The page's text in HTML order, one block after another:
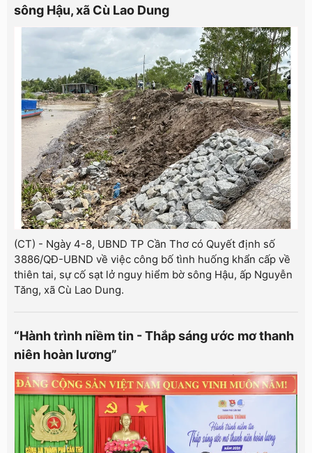
sông Hậu, xã Cù Lao Dung
(CT) - Ngày 4-8, UBND TP Cần Thơ có Quyết định số
3886/QĐ-UBND về việc công bố tình huống khẩn cấp về
thiên tai, sự cố sạt lở nguy hiểm bờ sông Hậu, ấp Nguyễn
Tăng, xã Cù Lao Dung.
“Hành trình niềm tin - Thắp sáng ước mơ thanh
niên hoàn lương”